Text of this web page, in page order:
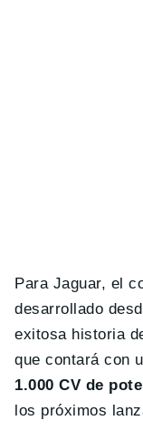
Para Jaguar, el
desarrollado
exitosa historia
que contará con
1.000 CV de
los próximos